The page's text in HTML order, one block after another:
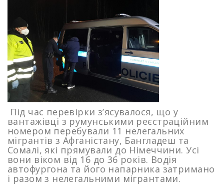
Під час перевірки з’ясувалося, що у
вантажівці з румунськими реєстраційним
номером перебували 11 нелегальних
мігрантів з Афганістану, Бангладеш та
Сомалі, які прямували до Німеччини. Усі
вони віком від 16 до 36 років. Водія
автофургона та його напарника затримано
і разом з нелегальними мігрантами.